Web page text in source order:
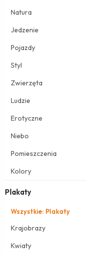
Natura
Jedzenie
Pojazdy
Styl
Zwierzęta
Ludzie
Erotyczne
Niebo
Pomieszczenia
Kolory
Plakaty
Wszystkie: Plakaty
Krajobrazy
Kwiaty